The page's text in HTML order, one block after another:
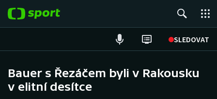
SLEDOVAT
Hokej
Bauer s Řezáčem byli v Rakousku
v elitní desítce